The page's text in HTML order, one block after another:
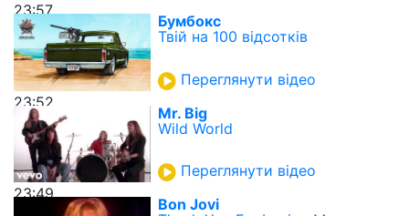
23:57
23:52
Бумбокс
Твій на 100 відсотків
Переглянути відео
23:49
Mr. Big
Wild World
Переглянути відео
Bon Jovi